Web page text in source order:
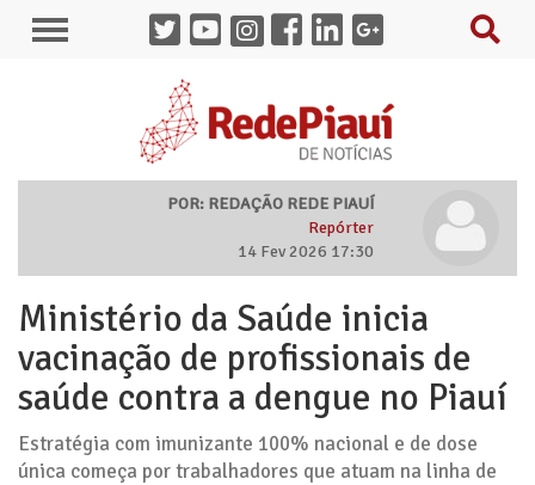
POR: REDAÇÃO REDE PIAUÍ
Repórter
14 Fev 2026 17:30
Ministério da Saúde inicia
vacinação de profissionais de
saúde contra a dengue no Piauí
Estratégia com imunizante 100% nacional e de dose
única começa por trabalhadores que atuam na linha de